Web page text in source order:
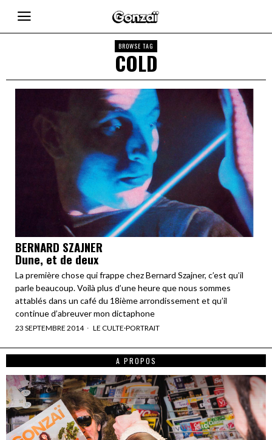
BROWSE TAG
COLD
BERNARD SZAJNER
Dune, et de deux
La première chose qui frappe chez Bernard Szajner, c’est qu’il
parle beaucoup. Voilà plus d’une heure que nous sommes
attablés dans un café du 18ième arrondissement et qu’il
continue d’abreuver mon dictaphone
23 SEPTEMBRE 2014 LE CULTE·PORTRAIT
A PROPOS